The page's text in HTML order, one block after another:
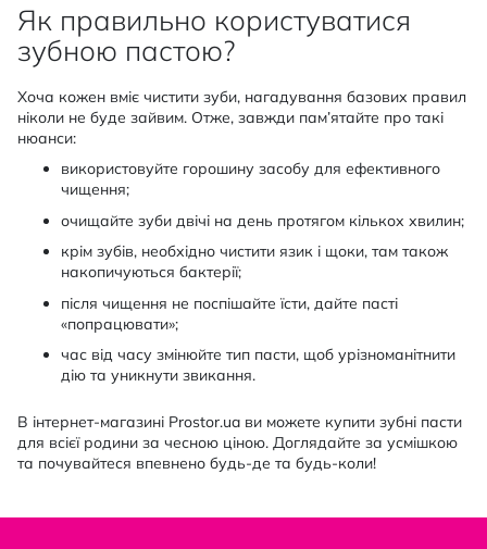
Як правильно користуватися
зубною пастою?
Хоча кожен вміє чистити зуби, нагадування базових правил
ніколи не буде зайвим. Отже, завжди пам’ятайте про такі
нюанси:
використовуйте горошину засобу для ефективного
чищення;
очищайте зуби двічі на день протягом кількох хвилин;
крім зубів, необхідно чистити язик і щоки, там також
накопичуються бактерії;
після чищення не поспішайте їсти, дайте пасті
«попрацювати»;
час від часу змінюйте тип пасти, щоб урізноманітнити
дію та уникнути звикання.
В інтернет-магазині Prostor.ua ви можете купити зубні пасти
для всієї родини за чесною ціною. Доглядайте за усмішкою
та почувайтеся впевнено будь-де та будь-коли!